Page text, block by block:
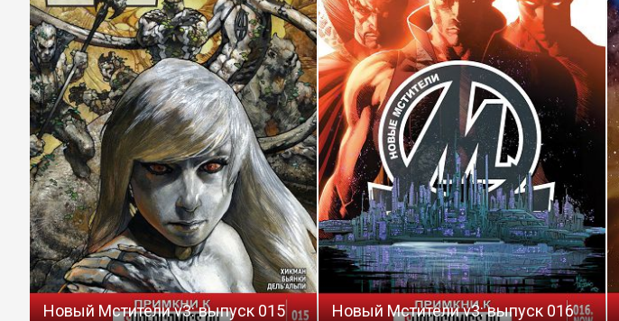
Новый Мстители v3: выпуск 015 Новый Мстители v3: выпуск 016